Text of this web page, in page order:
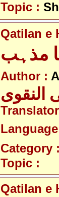
Topic :
Qatilan e
مذہب
Author :
النقوی
Category :
Topic :
Qatilan e